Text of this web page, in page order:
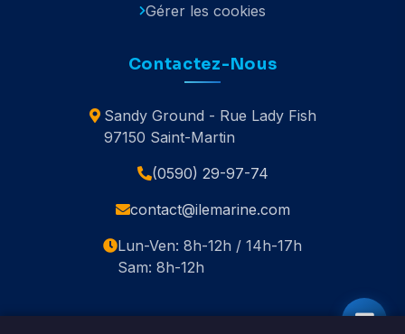
Gérer les cookies
Contactez-Nous
Sandy Ground - Rue Lady Fish
97150 Saint-Martin
(0590) 29-97-74
contact@ilemarine.com
Lun-Ven: 8h-12h / 14h-17h
Sam: 8h-12h